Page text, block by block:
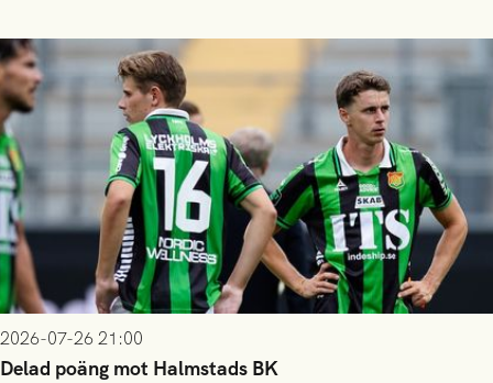
2026-07-26 21:00
Delad poäng mot Halmstads BK